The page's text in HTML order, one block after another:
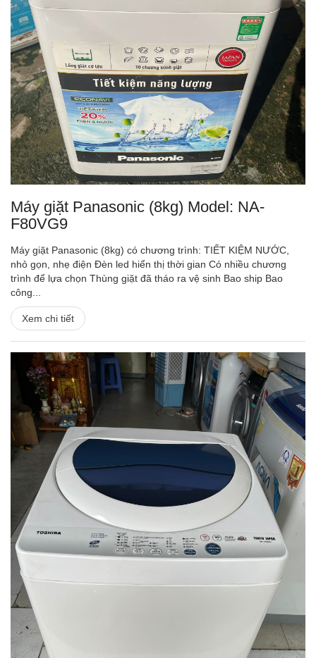
Máy giặt Panasonic (8kg) Model: NA-
F80VG9
Máy giặt Panasonic (8kg) có chương trình: TIẾT KIỆM NƯỚC,
nhỏ gọn, nhẹ điện Đèn led hiển thị thời gian Có nhiều chương
trình để lựa chọn Thùng giặt đã tháo ra vệ sinh Bao ship Bao
công...
Xem chi tiết